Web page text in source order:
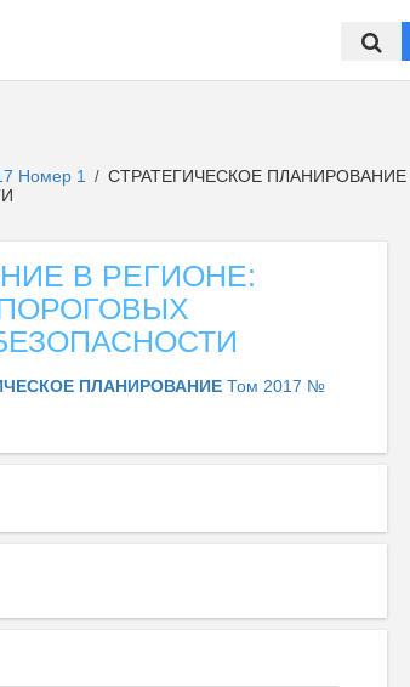
Номер 1 / СТРАТЕГИЧЕСКОЕ ПЛАНИРОВАНИЕ
В РЕГИОНЕ:
ПЛАНИРОВАНИЕ Том 2017 №